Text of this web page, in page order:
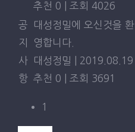
추천 0
조회 4026
공
지
사
항
대성정밀에 오신것을 환
영합니다.
대성정밀
2019.08.19
추천 0
조회 3691
1